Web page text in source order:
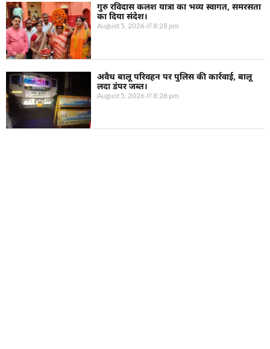
गुरु रविदास कलश यात्रा का भव्य स्वागत, समरसता
का दिया संदेश।
August 5, 2026 8:28 pm
अवैध बालू परिवहन पर पुलिस की कार्रवाई, बालू
लदा डंपर जब्त।
August 5, 2026 8:28 pm